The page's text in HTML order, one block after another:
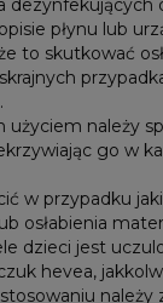
dezynfekujących
płynu lub
to skutkować
użyciem należy
go w
w przypadku
osłabienia
dzieci jest
hevea,
należy